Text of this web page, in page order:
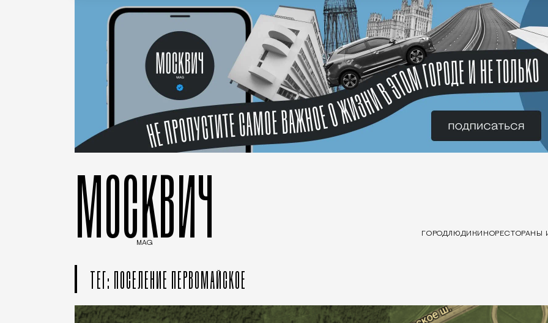
МОСКВИЧ
MAG
ГОРОДЛЮДИ КИНОРЕСТОРАНЫ
ТЕГ: ПОСЕЛЕНИЕ ПЕРВОМАЙСКОЕ